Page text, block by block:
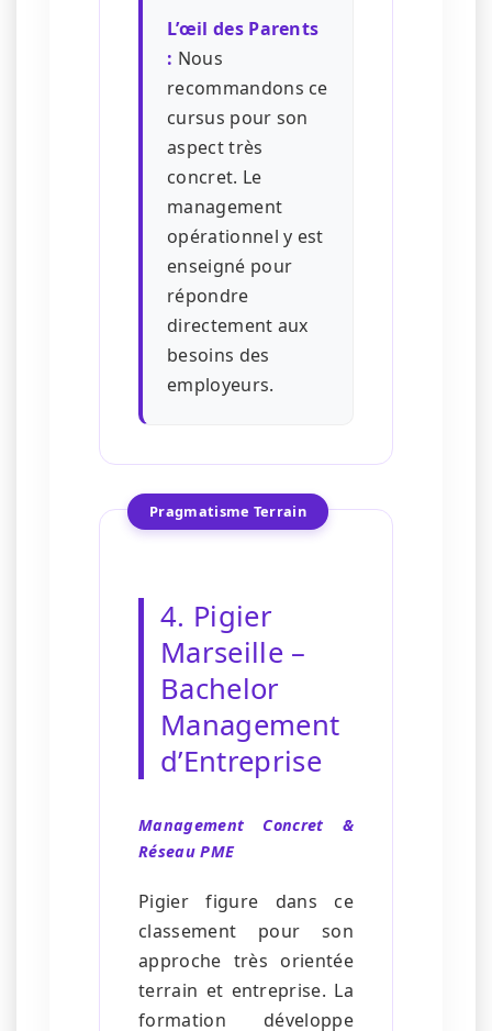
L’œil des Parents
: Nous
recommandons ce
cursus pour son
aspect très
concret. Le
management
opérationnel y est
enseigné pour
répondre
directement aux
besoins des
employeurs.
Pragmatisme Terrain
4. Pigier
Marseille –
Bachelor
Management
d’Entreprise
Management Concret &
Réseau PME
Pigier figure dans ce
classement pour son
approche très orientée
terrain et entreprise. La
formation développe